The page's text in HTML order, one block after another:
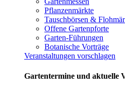
Pflanzenmärkte
Tauschbörsen &
Offene Gartenpforte
Garten-Führungen
Botanische Vorträge
Veranstaltungen vorschlagen
Gartentermine und aktuelle